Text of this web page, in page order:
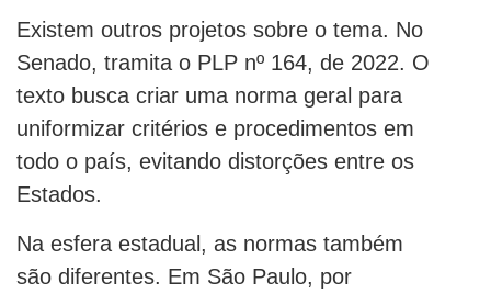
Existem outros projetos sobre o tema. No
Senado, tramita o PLP nº 164, de 2022. O
texto busca criar uma norma geral para
uniformizar critérios e procedimentos em
todo o país, evitando distorções entre os
Estados.
Na esfera estadual, as normas também
são diferentes. Em São Paulo, por